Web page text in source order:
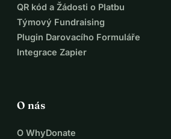
QR kód a Žádosti o Platbu
Týmový Fundraising
Plugin Darovacího Formuláře
Integrace Zapier
O nás
O WhyDonate